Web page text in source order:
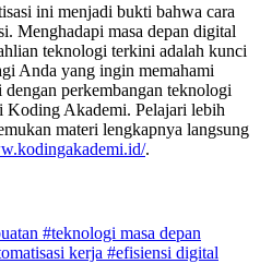
ini menjadi bukti bahwa cara
Menghadapi masa depan digital
teknologi terkini adalah kunci
Anda yang ingin memahami
perkembangan teknologi
Koding Akademi. Pelajari lebih
materi lengkapnya langsung
.
#teknologi masa depan
kerja #efisiensi digital